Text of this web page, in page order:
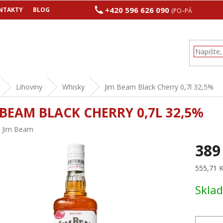
BLOG +420 596 626 090 (PO–PÁ 8:00–17:00)
Lihoviny Whisky Jim Beam Black Cherry 0,7l 32,5%
BLACK CHERRY 0,7L 32,5%
Jim Beam
Měrná
555,71